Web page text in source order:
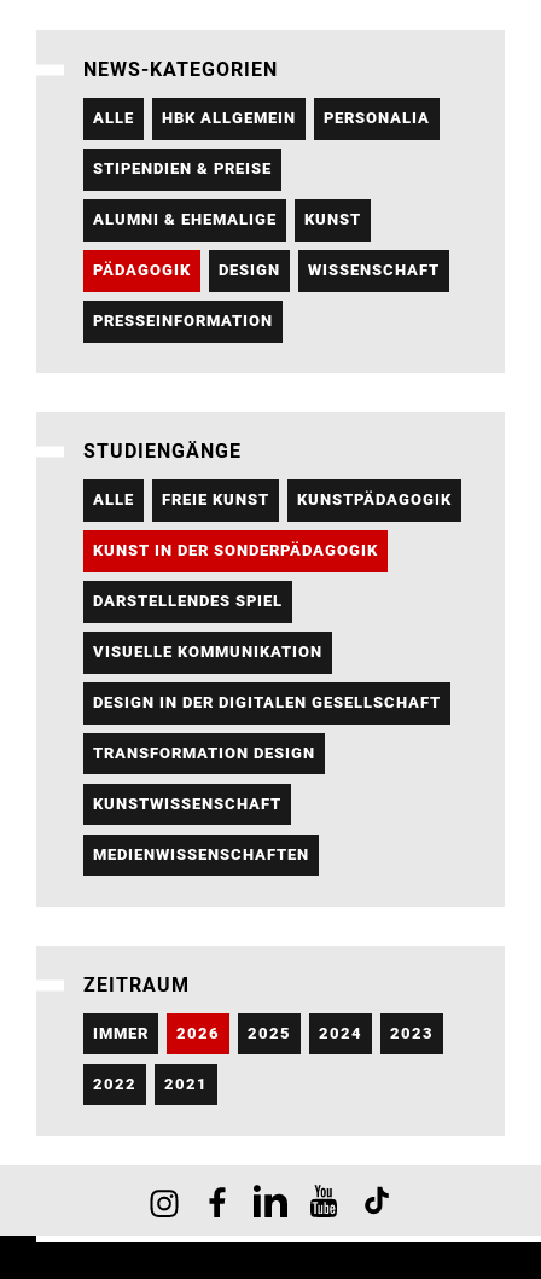
NEWS-KATEGORIEN
ALLE HBK ALLGEMEIN PERSONALIA
STIPENDIEN & PREISE
ALUMNI & EHEMALIGE KUNST
PÄDAGOGIK DESIGN WISSENSCHAFT
PRESSEINFORMATION
STUDIENGÄNGE
ALLE FREIE KUNST KUNSTPÄDAGOGIK
KUNST IN DER SONDERPÄDAGOGIK
DARSTELLENDES SPIEL
VISUELLE KOMMUNIKATION
DESIGN IN DER DIGITALEN GESELLSCHAFT
TRANSFORMATION DESIGN
KUNSTWISSENSCHAFT
MEDIENWISSENSCHAFTEN
ZEITRAUM
IMMER 2026 2025 2024 2023
2022 2021